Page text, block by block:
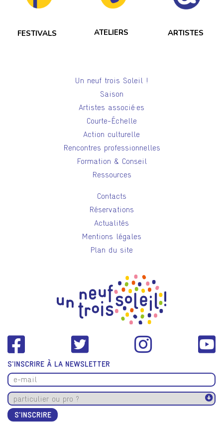
FESTIVALS ATELIERS ARTISTES
Un neuf trois Soleil !
Saison
Artistes associé·es
Courte-Échelle
Action culturelle
Rencontres professionnelles
Formation & Conseil
Ressources
Contacts
Réservations
Actualités
Mentions légales
Plan du site
S'INSCRIRE À LA NEWSLETTER
S'INSCRIRE